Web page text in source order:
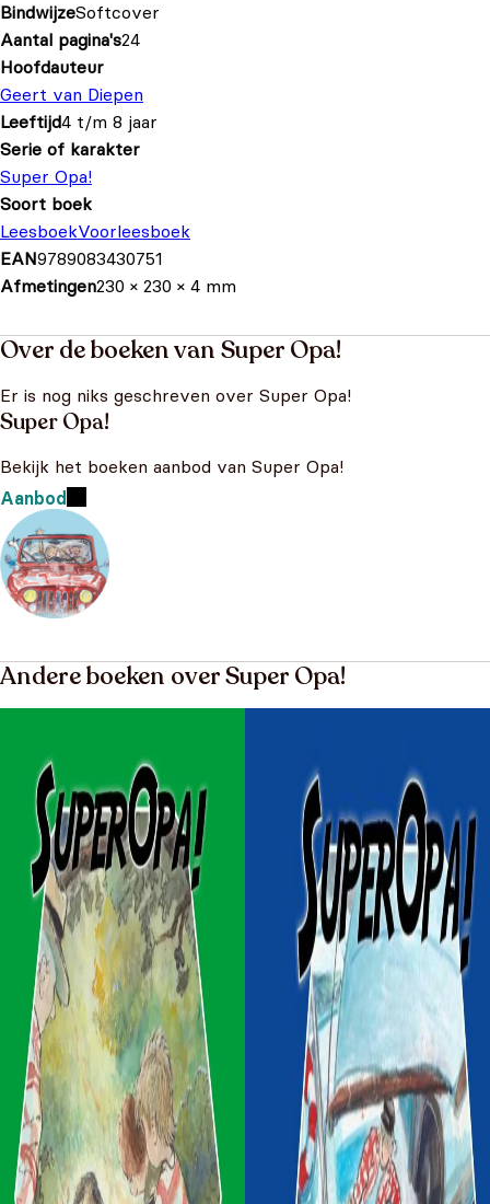
BindwijzeSoftcover
Aantal pagina's24
Hoofdauteur
Geert van Diepen
Leeftijd4 t/m 8 jaar
Serie of karakter
Super Opa!
Soort boek
LeesboekVoorleesboek
EAN9789083430751
Afmetingen230 × 230 × 4 mm
Over de boeken van Super Opa!
Er is nog niks geschreven over Super Opa!
Super Opa!
Bekijk het boeken aanbod van Super Opa!
Aanbod
Andere boeken over Super Opa!